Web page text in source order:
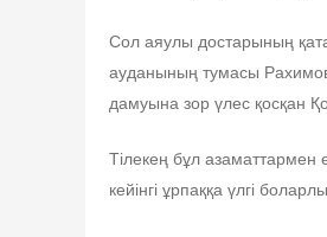
Сол аяулы достарының
ауданының тумасы
дамуына зор үлес қосқан
Тілекең бұл азаматтармен
кейінгі ұрпаққа үлгі